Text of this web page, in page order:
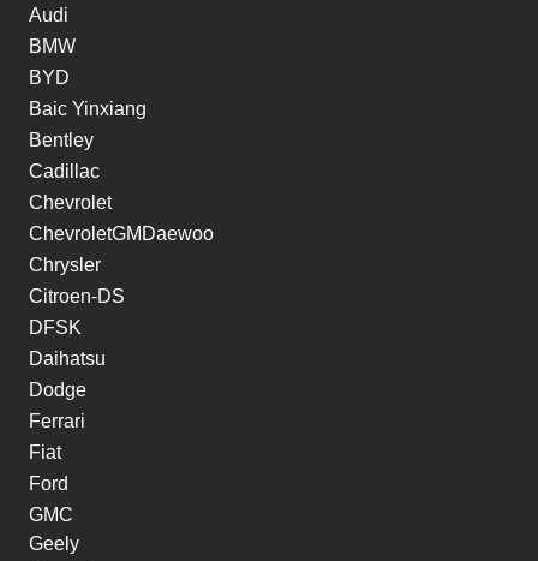
Audi
BMW
BYD
Baic Yinxiang
Bentley
Cadillac
Chevrolet
ChevroletGMDaewoo
Chrysler
Citroen-DS
DFSK
Daihatsu
Dodge
Ferrari
Fiat
Ford
GMC
Geely